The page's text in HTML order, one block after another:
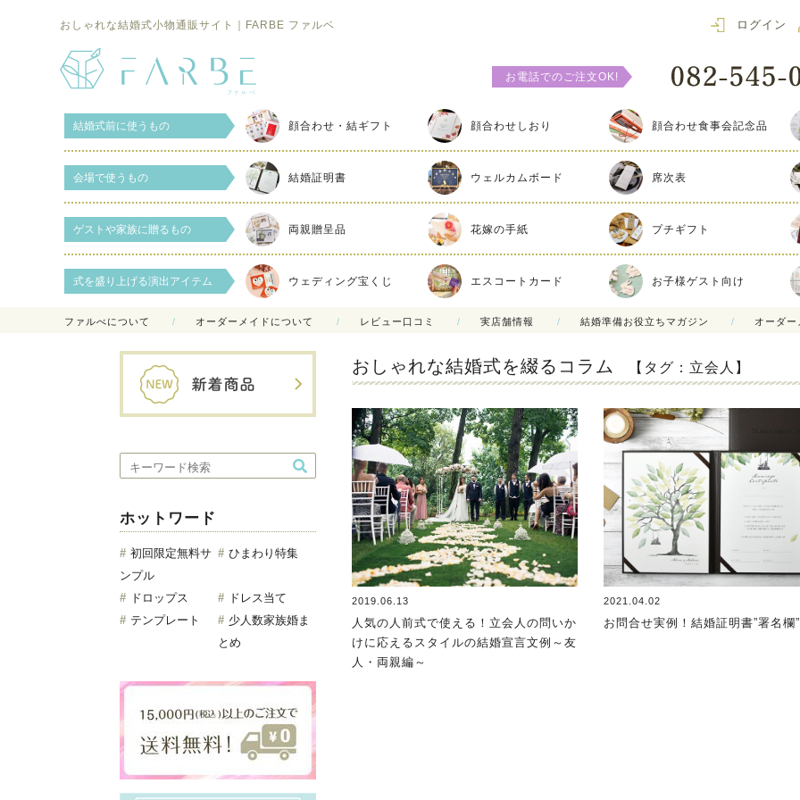
おしゃれな結婚式小物通販サイト｜FARBE ファルベ ログイン
お電話でのご注文OK!
結婚式前に使うもの 顔合わせ・結ギフト 顔合わせしおり 顔合わせ食事会記念品
会場で使うもの 結婚証明書 ウェルカムボード 席次表
ゲストや家族に贈るもの 両親贈呈品 花嫁の手紙 プチギフト
式を盛り上げる演出アイテム ウェディング宝くじ エスコートカード お子様ゲスト向け
ファルべについて オーダーメイドについて レビュー口コミ 実店舗情報 結婚準備お役立ちマガジン オーダ
ホットワード
初回限定無料サ
ンプル
ひまわり特集
ドロップス
ドレス当て
テンプレート
少人数家族婚ま
とめ
おしゃれな結婚式を綴るコラム 【タグ：立会人】
2019.06.13
人気の人前式で使える！立会人の問いか
けに応えるスタイルの結婚宣言文例～友
人・両親編～
2021.04.02
お問合せ実例！結婚証明書”署名欄